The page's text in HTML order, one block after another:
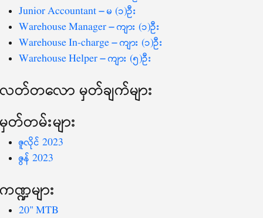
Junior Accountant – မ (၁)ဦး
Warehouse Manager – ကျား (၁)ဦး
Warehouse In-charge – ကျား (၁)ဦး
Warehouse Helper – ကျား (၅)ဦး
လတ်တ‌လော မှတ်ချက်များ
မှတ်တမ်းများ
ဇူလိုင် 2023
ဇွန် 2023
ကဏ္ဍများ
20" MTB